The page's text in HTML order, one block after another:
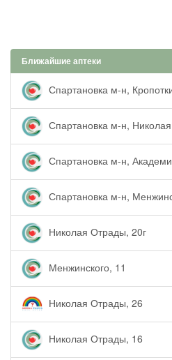
Ближайшие аптеки
Спартановка м-н,
Спартановка м-н,
Спартановка м-н,
Спартановка м-н,
Николая Отрады, 20г
Менжинского, 11
Николая Отрады, 26
Николая Отрады, 16